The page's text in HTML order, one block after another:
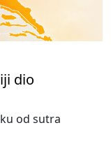
dio
od sutra